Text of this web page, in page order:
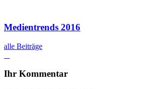
Medientrends 2016
alle Beiträge
Ihr Kommentar